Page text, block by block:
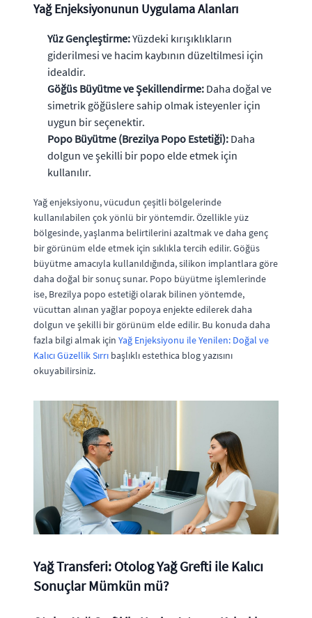
Yağ Enjeksiyonunun Uygulama Alanları
Yüz Gençleştirme:Yüzdeki kırışıklıkların
giderilmesi ve hacim kaybının düzeltilmesi için
idealdir.
Göğüs Büyütme ve Şekillendirme: Daha doğal ve
simetrik göğüslere sahip olmak isteyenler için
uygun bir seçenektir.
Popo Büyütme (Brezilya Popo Estetiği): Daha
dolgun ve şekilli bir popo elde etmek için
kullanılır.
Yağ enjeksiyonu, vücudun çeşitli bölgelerinde
kullanılabilen çok yönlü bir yöntemdir. Özellikle yüz
bölgesinde, yaşlanma belirtilerini azaltmak ve daha genç
bir görünüm elde etmek için sıklıkla tercih edilir. Göğüs
büyütme amacıyla kullanıldığında, silikon implantlara göre
daha doğal bir sonuç sunar. Popo büyütme işlemlerinde
ise, Brezilya popo estetiği olarak bilinen yöntemde,
vücuttan alınan yağlar popoya enjekte edilerek daha
dolgun ve şekilli bir görünüm elde edilir. Bu konuda daha
fazla bilgi almak için Yağ Enjeksiyonu ile Yenilen: Doğal ve
Kalıcı Güzellik Sırrı başlıklı estethica blog yazısını
okuyabilirsiniz.
Yağ Transferi: Otolog Yağ Grefti ile Kalıcı
Sonuçlar Mümkün mü?